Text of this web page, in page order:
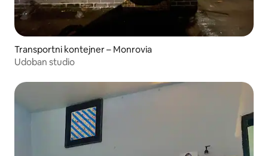
Transportni kontejner – Monrovia
Udoban studio